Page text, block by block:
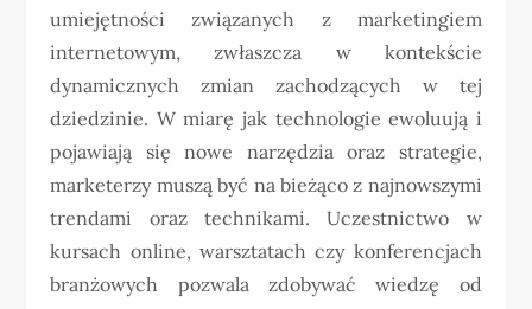
umiejętności związanych z marketingiem
internetowym, zwłaszcza w kontekście
dynamicznych zmian zachodzących w tej
dziedzinie. W miarę jak technologie ewoluują i
pojawiają się nowe narzędzia oraz strategie,
marketerzy muszą być na bieżąco z najnowszymi
trendami oraz technikami. Uczestnictwo w
kursach online, warsztatach czy konferencjach
branżowych pozwala zdobywać wiedzę od